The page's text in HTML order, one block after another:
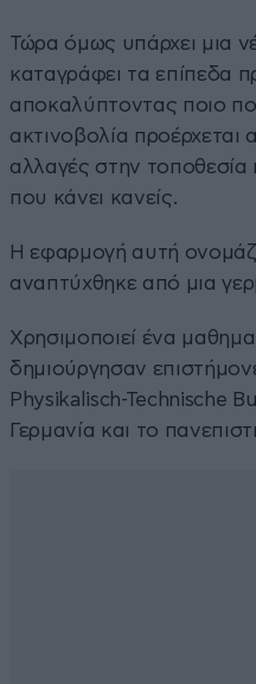
Τώρα όμως υπάρχει μια
καταγράφει τα επίπεδα
αποκαλύπτοντας ποιο
ακτινοβολία προέρχεται
αλλαγές στην τοποθεσία
που κάνει κανείς.
Η εφαρμογή αυτή
αναπτύχθηκε από μια
Χρησιμοποιεί ένα
δημιούργησαν
Physikalisch-Technische
Γερμανία και το